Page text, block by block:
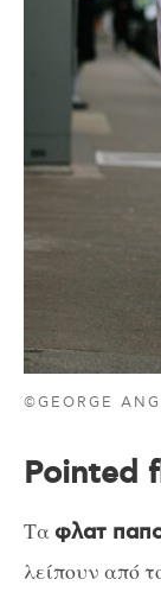
©GEORGE
Pointed
Ταφλατ
λείπουν από